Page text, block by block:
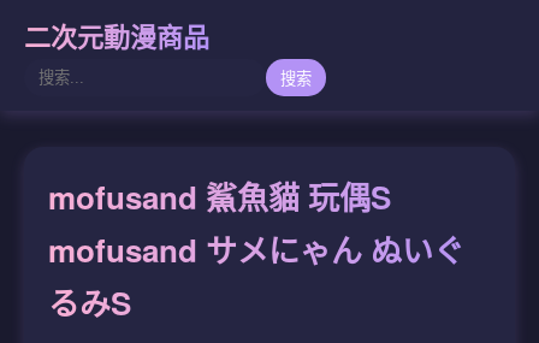
二次元動漫商品
搜索
mofusand 鯊魚貓 玩偶S
mofusand サメにゃん ぬいぐ
るみS